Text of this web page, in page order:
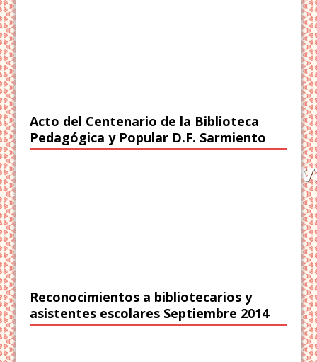
Acto del Centenario de la Biblioteca
Pedagógica y Popular D.F. Sarmiento
Reconocimientos a bibliotecarios y
asistentes escolares Septiembre 2014